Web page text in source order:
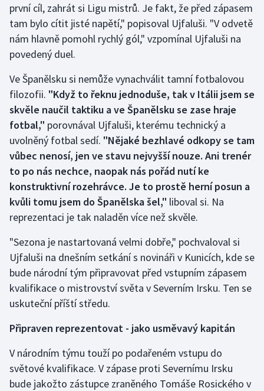
Gymnastika
Házená
Jezdectví
Judo
Krasobruslení
Lezení
Lyže a snowboard
Moderní pětiboj
Motorsport
Olympijské hry
Parasport
Plavání
Plážový volejbal
Ragby
první cíl, zahrát si Ligu mistrů. Je fakt, že před zápasem
tam bylo cítit jisté napětí," popisoval Ujfaluši. "V odvetě
nám hlavně pomohl rychlý gól," vzpomínal Ujfaluši na
povedený duel.
Ve Španělsku si nemůže vynachválit tamní fotbalovou
filozofii. "Když to řeknu jednoduše, tak v Itálii jsem se
skvěle naučil taktiku a ve Španělsku se zase hraje
fotbal," porovnával Ujfaluši, kterému technický a
uvolněný fotbal sedí. "Nějaké bezhlavé odkopy se tam
vůbec nenosí, jen ve stavu nejvyšší nouze. Ani trenér
to po nás nechce, naopak nás pořád nutí ke
konstruktivní rozehrávce. Je to prostě herní posun a
kvůli tomu jsem do Španělska šel," liboval si. Na
reprezentaci je tak naladěn více než skvěle.
"Sezona je nastartovaná velmi dobře," pochvaloval si
Ujfaluši na dnešním setkání s novináři v Kunicích, kde se
bude národní tým připravovat před vstupním zápasem
kvalifikace o mistrovství světa v Severním Irsku. Ten se
uskuteční příští středu.
Připraven reprezentovat - jako usměvavý kapitán
V národním týmu touží po podařeném vstupu do
světové kvalifikace. V zápase proti Severnímu Irsku
bude jakožto zástupce zraněného Tomáše Rosického v